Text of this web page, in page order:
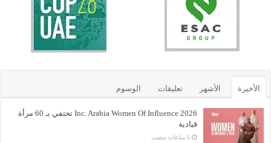
الأخيرة الأشهر تعليقات الوسوم
Inc. Arabia Women Of Influence 2026 تحتفي بـ 60 مرأة
قيادية